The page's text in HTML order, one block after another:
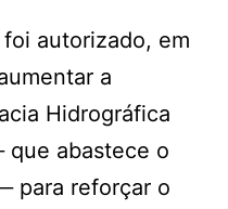
autorizado, em
a
Hidrográfica
que abastece o
para reforçar o